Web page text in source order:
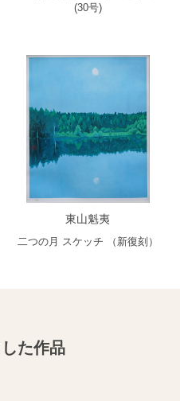
(30号)
東山魁夷
二つの月 スケッチ （新復刻）
た作品